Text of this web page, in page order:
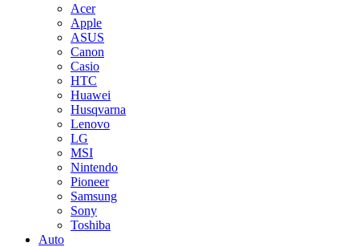
Acer
Apple
ASUS
Canon
Casio
HTC
Huawei
Husqvarna
Lenovo
LG
MSI
Nintendo
Pioneer
Samsung
Sony
Toshiba
Auto